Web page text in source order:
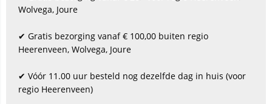
Wolvega, Joure
✔ Gratis bezorging vanaf € 100,00 buiten regio
Heerenveen, Wolvega, Joure
✔ Vóór 11.00 uur besteld nog dezelfde dag in huis (voor
regio Heerenveen)